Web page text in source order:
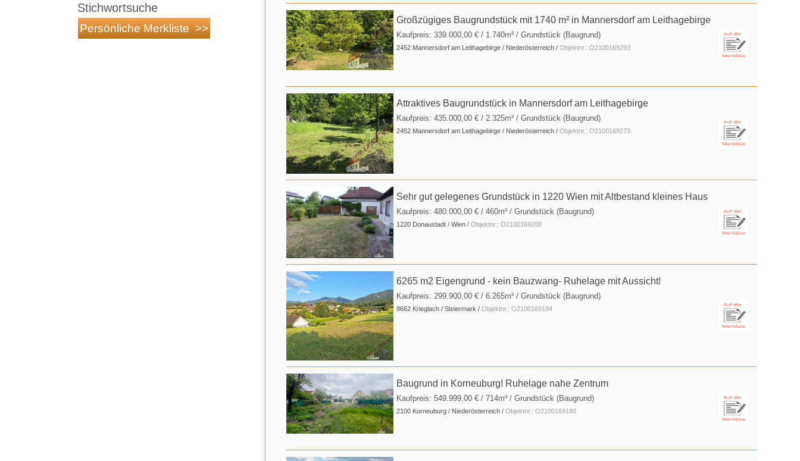
Stichwortsuche
Großzügiges Baugrundstück mit 1740 m² in Mannersdorf am Leithagebirge
Kaufpreis: 339.000,00 € / 1.740m² / Grundstück (Baugrund)
2452 Mannersdorf am Leithagebirge / Niederösterreich / Objektnr.: O2100169293
Attraktives Baugrundstück in Mannersdorf am Leithagebirge
Kaufpreis: 435.000,00 € / 2.325m² / Grundstück (Baugrund)
2452 Mannersdorf am Leithagebirge / Niederösterreich / Objektnr.: O2100169273
Sehr gut gelegenes Grundstück in 1220 Wien mit Altbestand kleines Haus
Kaufpreis: 480.000,00 € / 460m² / Grundstück (Baugrund)
1220 Donaustadt / Wien / Objektnr.: O2100169208
6265 m2 Eigengrund - kein Bauzwang- Ruhelage mit Aussicht!
Kaufpreis: 299.900,00 € / 6.265m² / Grundstück (Baugrund)
8662 Krieglach / Steiermark / Objektnr.: O2100169184
Baugrund in Korneuburg! Ruhelage nahe Zentrum
Kaufpreis: 549.999,00 € / 714m² / Grundstück (Baugrund)
2100 Korneuburg / Niederösterreich / Objektnr.: O2100169180